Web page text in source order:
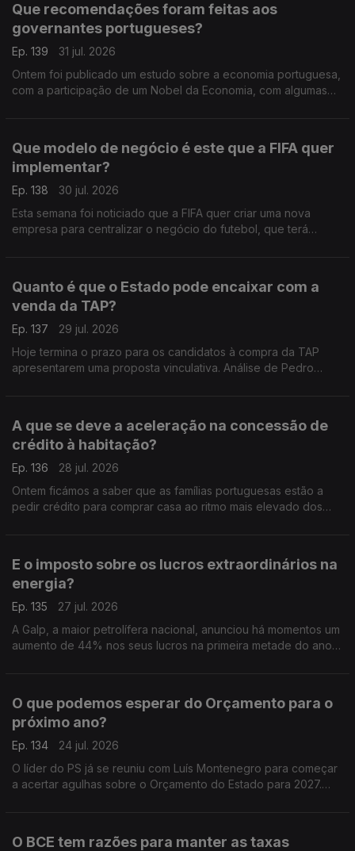
Que recomendações foram feitas aos
governantes portugueses?
Ep. 139
31 jul. 2026
Ontem foi publicado um estudo sobre a economia portuguesa,
com a participação de um Nobel da Economia, com algumas
Que modelo de negócio é este que a FIFA quer
implementar?
Ep. 138
30 jul. 2026
Esta semana foi noticiado que a FIFA quer criar uma nova
empresa para centralizar o negócio do futebol, que terá
Quanto é que o Estado pode encaixar com a
venda da TAP?
Ep. 137
29 jul. 2026
Hoje termina o prazo para os candidatos à compra da TAP
apresentarem uma proposta vinculativa. Análise de Pedro
A que se deve a aceleração na concessão de
crédito à habitação?
Ep. 136
28 jul. 2026
Ontem ficámos a saber que as famílias portuguesas estão a
pedir crédito para comprar casa ao ritmo mais elevado dos
E o imposto sobre os lucros extraordinários na
energia?
Ep. 135
27 jul. 2026
A Galp, a maior petrolífera nacional, anunciou há momentos um
aumento de 44% nos seus lucros na primeira metade do ano,
O que podemos esperar do Orçamento para o
próximo ano?
Ep. 134
24 jul. 2026
O líder do PS já se reuniu com Luís Montenegro para começar
a acertar agulhas sobre o Orçamento do Estado para 2027.
O BCE tem razões para manter as taxas